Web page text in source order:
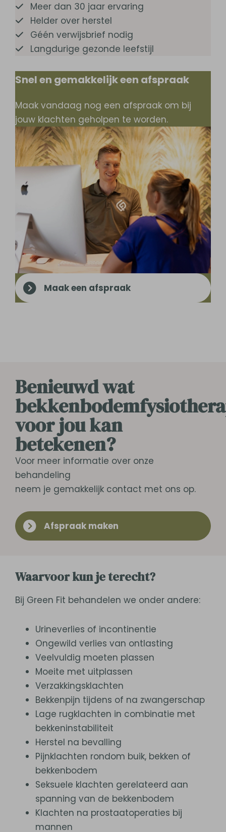
Meer dan 30 jaar ervaring
Helder over herstel
Géén verwijsbrief nodig
Langdurige gezonde leefstijl
Snel en gemakkelijk een afspraak
Maak vandaag nog een afspraak om bij
jouw klachten geholpen te worden.
Maak een afspraak
Benieuwd wat
voor jou kan
betekenen?
Voor meer informatie over onze
behandeling
neem je gemakkelijk contact met ons op.
Afspraak maken
Waarvoor kun je terecht?
Bij Green Fit behandelen we onder andere:
Urineverlies of incontinentie
Ongewild verlies van ontlasting
Veelvuldig moeten plassen
Moeite met uitplassen
Verzakkingsklachten
Bekkenpijn tijdens of na zwangerschap
Lage rugklachten in combinatie met
bekkeninstabiliteit
Herstel na bevalling
Pijnklachten rondom buik, bekken of
bekkenbodem
Seksuele klachten gerelateerd aan
spanning van de bekkenbodem
Klachten na prostaatoperaties bij
mannen